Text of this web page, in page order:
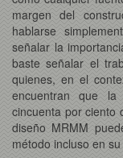
margen del
hablarse
señalar la
baste señalar el
quienes, en el
encuentran que la
cincuenta por ciento
diseño MRMM
método incluso en